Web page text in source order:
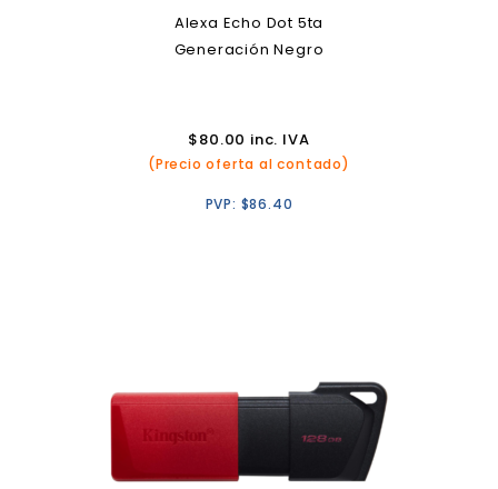
Alexa Echo Dot 5ta
Generación Negro
$80.00 inc. IVA
(Precio oferta al contado)
PVP: $86.40